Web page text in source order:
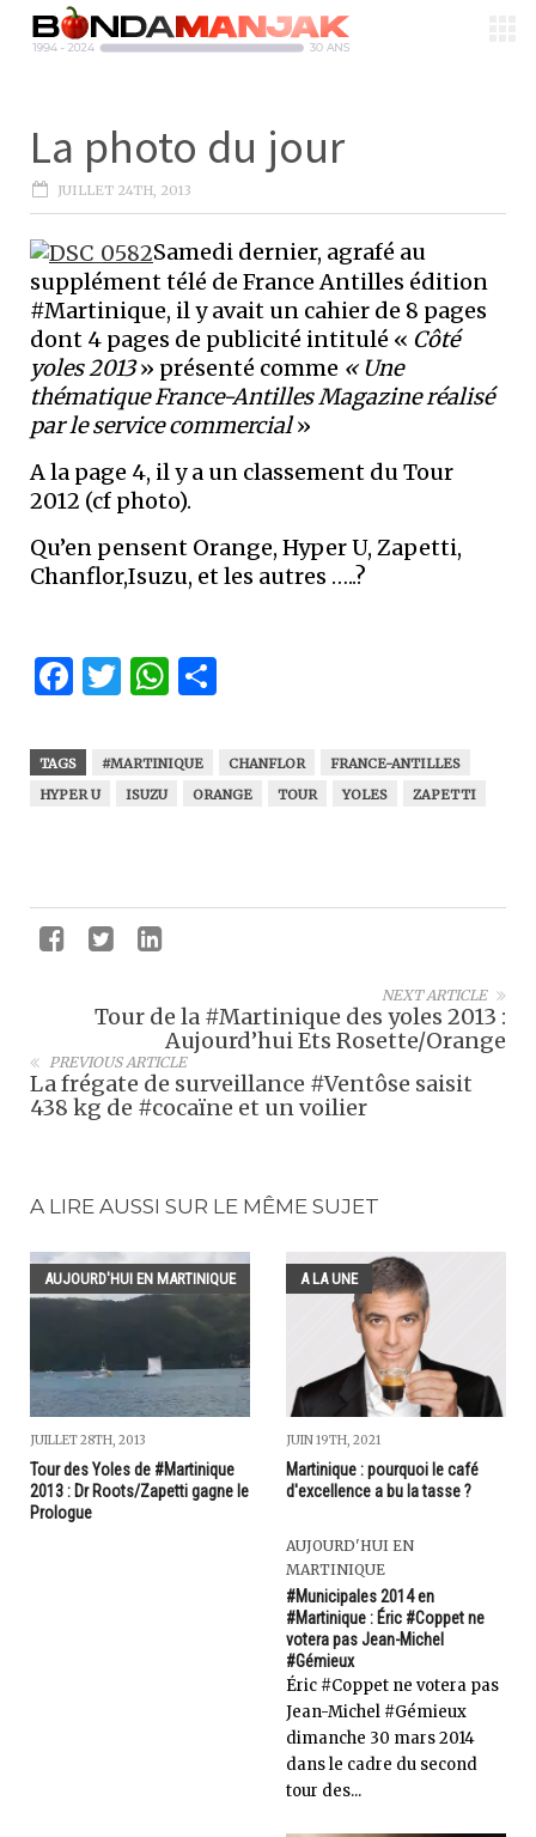
La photo du jour
JUILLET 24TH, 2013
Samedi dernier, agrafé au
supplément télé de France Antilles édition
#Martinique, il y avait un cahier de 8 pages
dont 4 pages de publicité intitulé « Côté
yoles 2013» présenté comme « Une
thématique France-Antilles Magazine réalisé
par le service commercial»
A la page 4, il y a un classement du Tour
2012 (cf photo).
Qu’en pensent Orange, Hyper U, Zapetti,
Chanflor,Isuzu, et les autres …..?
Facebook
Twitter
WhatsApp
TAGS #MARTINIQUE CHANFLOR
FRANCE-ANTILLES
HYPER U
ISUZU ORANGE TOUR YOLES ZAPETTI
NEXT ARTICLE
Tour de la #Martinique des yoles 2013 :
Aujourd’hui Ets Rosette/Orange
PREVIOUS ARTICLE
La frégate de surveillance #Ventôse saisit
438 kg de #cocaïne et un voilier
A LIRE AUSSI SUR LE MÊME SUJET
AUJOURD'HUI EN MARTINIQUE
JUILLET 28TH, 2013
Tour des Yoles de #Martinique
2013 : Dr Roots/Zapetti gagne le
Prologue
A LA UNE
JUIN 19TH, 2021
Martinique : pourquoi le café
d'excellence a bu la tasse ?
AUJOURD'HUI EN
MARTINIQUE
#Municipales 2014 en
#Martinique : Éric #Coppet ne
votera pas Jean-Michel
#Gémieux
Éric #Coppet ne votera pas
Jean-Michel #Gémieux
dimanche 30 mars 2014
dans le cadre du second
tour des...